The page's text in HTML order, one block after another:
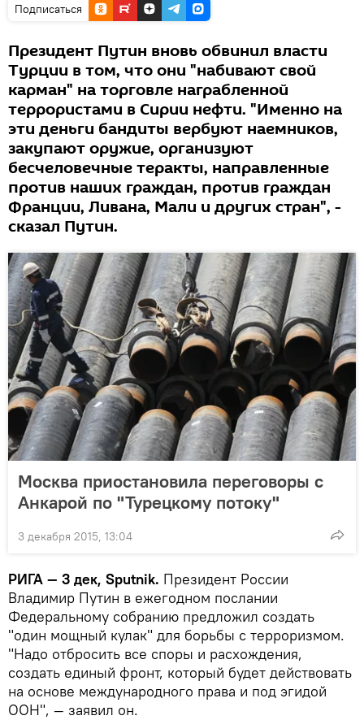
Подписаться
Президент Путин вновь обвинил власти
Турции в том, что они "набивают свой
карман" на торговле награбленной
террористами в Сирии нефти. "Именно на
эти деньги бандиты вербуют наемников,
закупают оружие, организуют
бесчеловечные теракты, направленные
против наших граждан, против граждан
Франции, Ливана, Мали и других стран", -
сказал Путин.
Москва приостановила переговоры с
Анкарой по "Турецкому потоку"
3 декабря 2015, 13:04
РИГА — 3 дек, Sputnik. Президент России
Владимир Путин в ежегодном послании
Федеральному собранию предложил создать
"один мощный кулак" для борьбы с терроризмом.
"Надо отбросить все споры и расхождения,
создать единый фронт, который будет действовать
на основе международного права и под эгидой
ООН", — заявил он.